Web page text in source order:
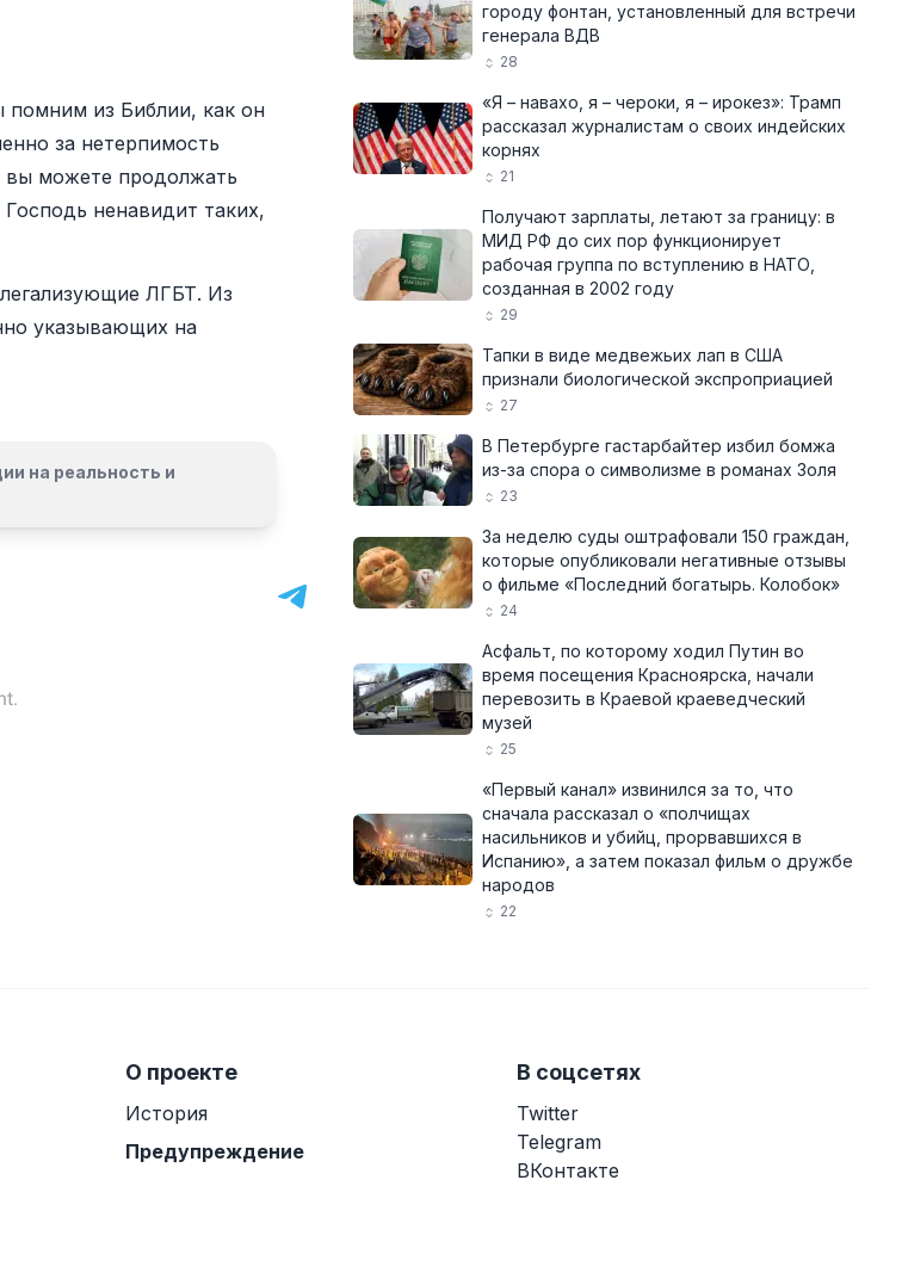
помним из Библии, как он
за нетерпимость
вы можете продолжать
ненавидит таких,
ЛГБТ. Из
указывающих на
на реальность и
городу фонтан, установленный для встречи
генерала ВДВ
28
«Я – навахо, я – чероки, я – ирокез»: Трамп
рассказал журналистам о своих индейских
корнях
21
Получают зарплаты, летают за границу: в
МИД РФ до сих пор функционирует
рабочая группа по вступлению в НАТО,
созданная в 2002 году
29
Тапки в виде медвежьих лап в США
признали биологической экспроприацией
27
В Петербурге гастарбайтер избил бомжа
из-за спора о символизме в романах Золя
23
За неделю суды оштрафовали 150 граждан,
которые опубликовали негативные отзывы
о фильме «Последний богатырь. Колобок»
24
Асфальт, по которому ходил Путин во
время посещения Красноярска, начали
перевозить в Краевой краеведческий
музей
25
«Первый канал» извинился за то, что
сначала рассказал о «полчищах
насильников и убийц, прорвавшихся в
Испанию», а затем показал фильм о дружбе
народов
22
О проекте
История
Предупреждение
В соцсетях
Twitter
Telegram
ВКонтакте